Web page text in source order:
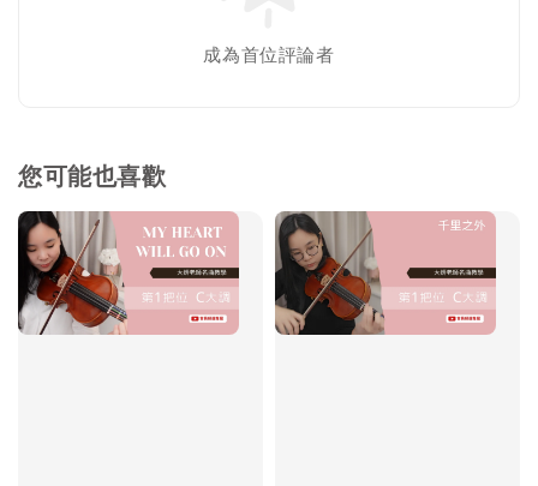
成為首位評論者
您可能也喜歡